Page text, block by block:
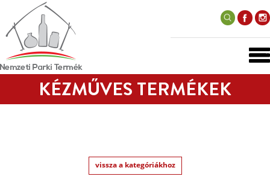
KÉZMŰVES TERMÉKEK
vissza a kategóriákhoz